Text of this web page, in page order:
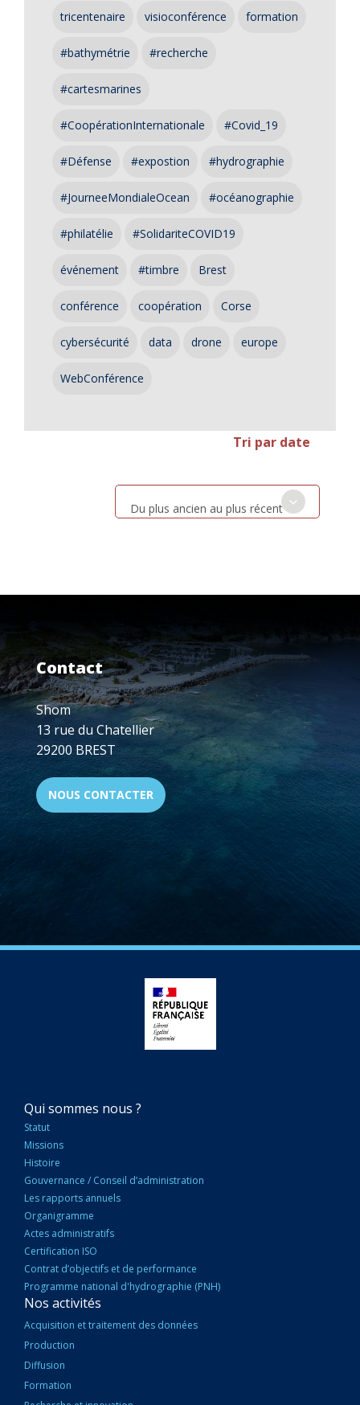
tricentenaire visioconférence formation
#bathymétrie #recherche
#cartesmarines
#CoopérationInternationale #Covid_19
#Défense #expostion #hydrographie
#JourneeMondialeOcean #océanographie
#philatélie #SolidariteCOVID19
événement #timbre Brest
conférence coopération Corse
cybersécurité data drone europe
WebConférence
Tri par date
Du plus ancien au plus récent
Contact
Shom
13 rue du Chatellier
29200 BREST
NOUS CONTACTER
NAVIGATION
PRINCIPALE
Qui sommes nous ?
Statut
Missions
Histoire
Gouvernance / Conseil d’administration
Les rapports annuels
Organigramme
Actes administratifs
Certification ISO
Contrat d’objectifs et de performance
Programme national d'hydrographie (PNH)
Nos activités
Acquisition et traitement des données
Production
Diffusion
Formation